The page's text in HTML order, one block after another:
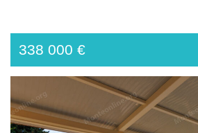
338 000 €